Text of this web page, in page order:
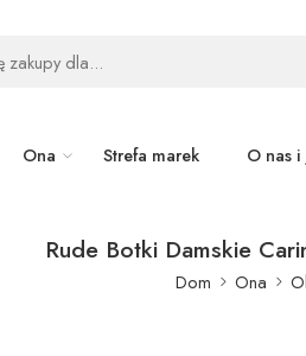
Ona Strefa marek O nas
Rude Botki Damskie
Dom Ona